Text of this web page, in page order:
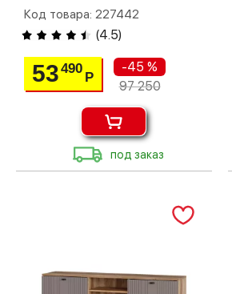
Код товара: 227442
(4.5)
53490
Р
-45 %
97 250
под заказ